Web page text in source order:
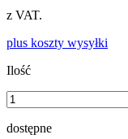
z VAT.
plus koszty wysyłki
Ilość
dostępne